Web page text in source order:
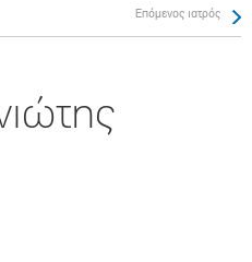
Επόμενος ιατρός